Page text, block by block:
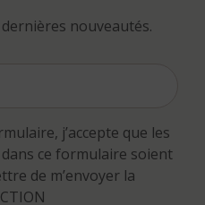
nouveautés.
j’accepte que les
ce formulaire soient
de m’envoyer la